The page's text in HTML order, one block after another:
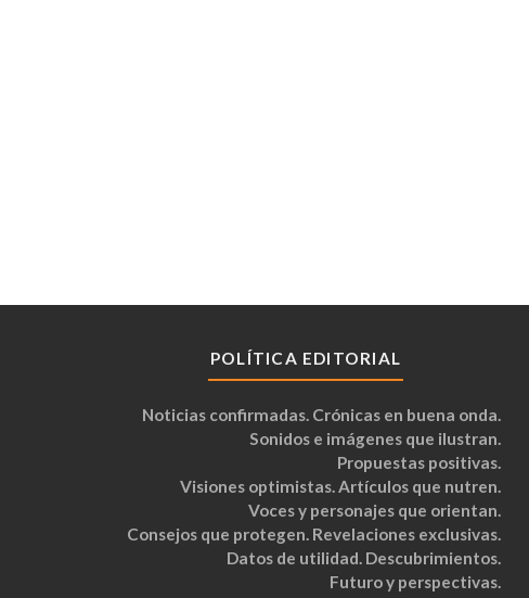
POLÍTICA EDITORIAL
Noticias confirmadas. Crónicas en buena onda.
Sonidos e imágenes que ilustran.
Propuestas positivas.
Visiones optimistas. Artículos que nutren.
Voces y personajes que orientan.
Consejos que protegen. Revelaciones exclusivas.
Datos de utilidad. Descubrimientos.
Futuro y perspectivas.